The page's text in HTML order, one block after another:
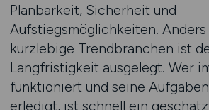
Planbarkeit, Sicherheit und
Aufstiegsmöglichkeiten. Anders
kurzlebige Trendbranchen ist
Langfristigkeit ausgelegt. Wer
funktioniert und seine
erledigt, ist schnell ein